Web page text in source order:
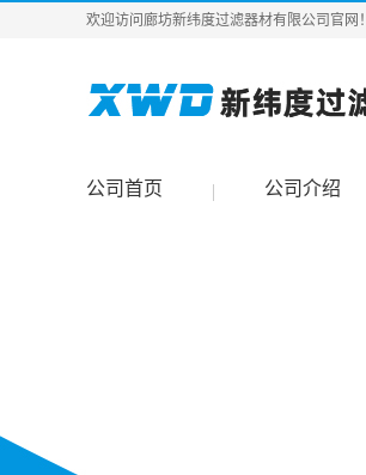
欢迎访问廊坊新纬度过滤器材有限公司官网！
公司首页 公司介绍